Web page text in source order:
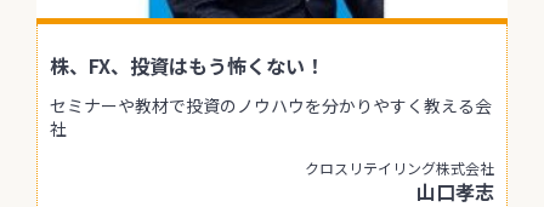
株、FX、投資はもう怖くない！
セミナーや教材で投資のノウハウを分かりやすく教える会
社
クロスリテイリング株式会社
山口孝志